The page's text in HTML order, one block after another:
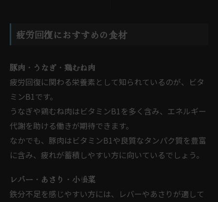
疲労回復におすすめの食材
豚肉・うなぎ・鶏むね肉
疲労回復に関わる栄養素として知られているのが、ビタ
ミンB1です。
うなぎや鶏むね肉はビタミンB1を多く含み、エネルギー
代謝を助ける働きが期待できます。
なかでも、豚肉はビタミンB1や良質なタンパク質を豊富
に含み、疲れが蓄積しやすい方に向いているでしょう。
レバー・あさり・小松菜
鉄分不足を感じやすい方には、レバーやあさりが適して